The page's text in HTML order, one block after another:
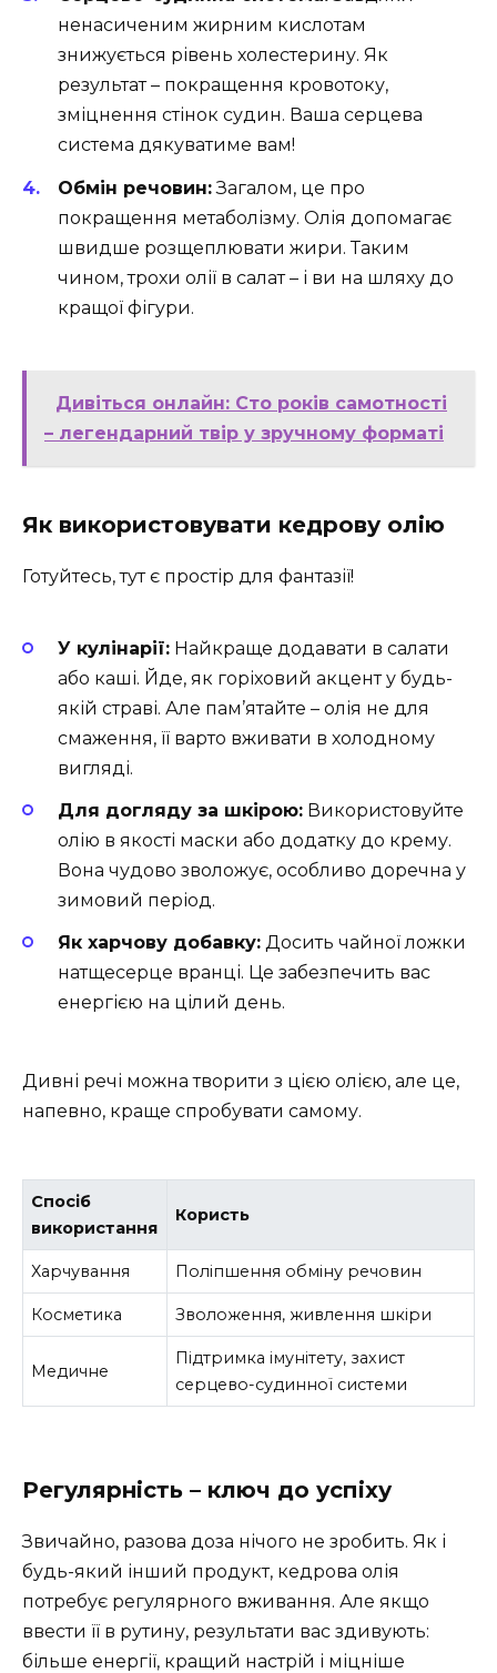
ненасиченим жирним кислотам
знижується рівень холестерину. Як
результат – покращення кровотоку,
зміцнення стінок судин. Ваша серцева
система дякуватиме вам!
Обмін речовин:Загалом, це про
покращення метаболізму. Олія допомагає
швидше розщеплювати жири. Таким
чином, трохи олії в салат – і ви на шляху до
кращої фігури.
Дивіться онлайн: Сто років самотності
– легендарний твір у зручному форматі
Як використовувати кедрову олію
Готуйтесь, тут є простір для фантазії!
У кулінарії: Найкраще додавати в салати
або каші. Йде, як горіховий акцент у будь-
якій страві. Але пам’ятайте – олія не для
смаження, її варто вживати в холодному
вигляді.
Для догляду за шкірою: Використовуйте
олію в якості маски або додатку до крему.
Вона чудово зволожує, особливо доречна у
зимовий період.
Як харчову добавку: Досить чайної ложки
натщесерце вранці. Це забезпечить вас
енергією на цілий день.
Дивні речі можна творити з цією олією, але це,
напевно, краще спробувати самому.
Спосіб
використання
Користь
Харчування Поліпшення обміну речовин
Косметика Зволоження, живлення шкіри
Медичне
Підтримка імунітету, захист
серцево-судинної системи
Регулярність – ключ до успіху
Звичайно, разова доза нічого не зробить. Як і
будь-який інший продукт, кедрова олія
потребує регулярного вживання. Але якщо
ввести її в рутину, результати вас здивують:
більше енергії, кращий настрій і міцніше